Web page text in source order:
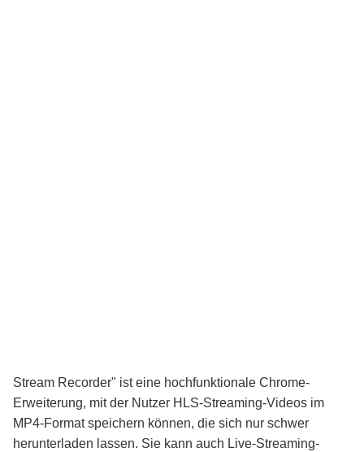
Stream Recorder" ist eine hochfunktionale Chrome-
Erweiterung, mit der Nutzer HLS-Streaming-Videos im
MP4-Formatspeichern können, die sich nur schwer
herunterladen lassen. Sie kann auch Live-Streaming-